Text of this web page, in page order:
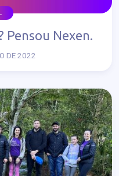
Pensou Nexen.
DE 2022